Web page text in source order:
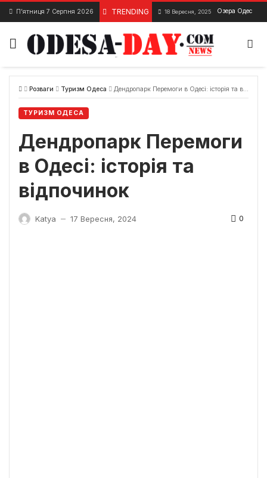
Skip
content
П’ятниця 7 Серпня 2026 TRENDING 18 Вересня, 2025 Озера Одеської
Розваги Туризм Одеса Дендропарк Перемоги в Одесі: історія та відпочинок
ТУРИЗМ ОДЕСА
Дендропарк Перемоги
в Одесі: історія та
відпочинок
Katya — 17 Вересня, 2024 0